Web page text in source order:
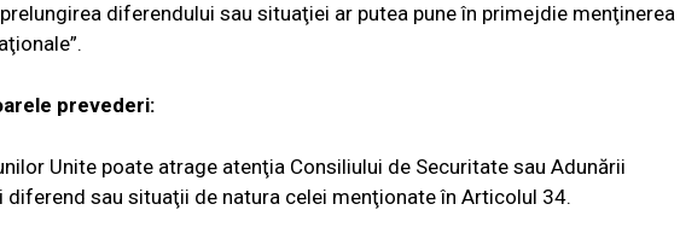
diferendului sau situaţiei ar putea pune în primejdie menţinerea
prevederi:
Unite poate atrage atenţia Consiliului de Securitate sau Adunării
diferend sau situaţii de natura celei menţionate în Articolul 34.